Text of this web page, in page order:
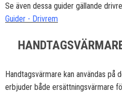
Se även dessa guider gällande
Guider - Drivrem
Handtagsvärmare kan användas på
erbjuder både ersättningsvärmare